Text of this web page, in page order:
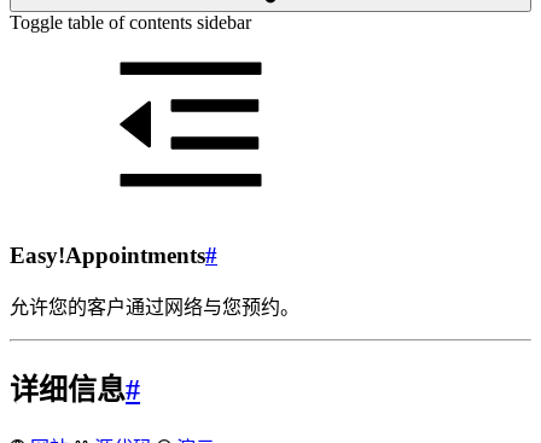
Toggle table of contents sidebar
Easy!Appointments#
允许您的客户通过网络与您预约。
详细信息#